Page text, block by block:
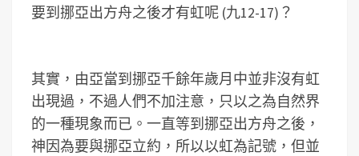
要到挪亞出方舟之後才有虹呢 (九12-17)？
其實，由亞當到挪亞千餘年歲月中並非沒有虹
出現過，不過人們不加注意，只以之為自然界
的一種現象而已。一直等到挪亞出方舟之後，
神因為要與挪亞立約，所以以虹為記號，但並